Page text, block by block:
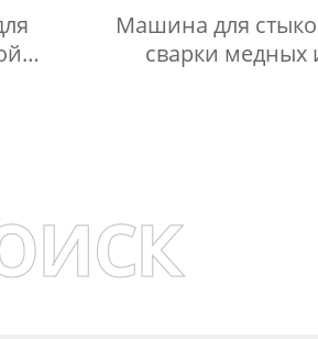
Машина для
сварки медных